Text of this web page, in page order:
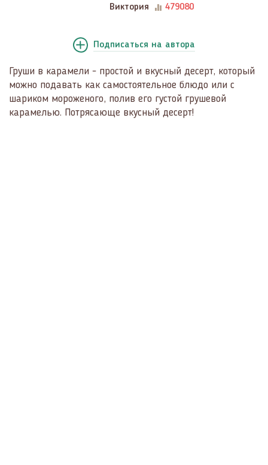
Виктория 479080
Подписаться на автора
Груши в карамели - простой и вкусный десерт, который
можно подавать как самостоятельное блюдо или с
шариком мороженого, полив его густой грушевой
карамелью. Потрясающе вкусный десерт!